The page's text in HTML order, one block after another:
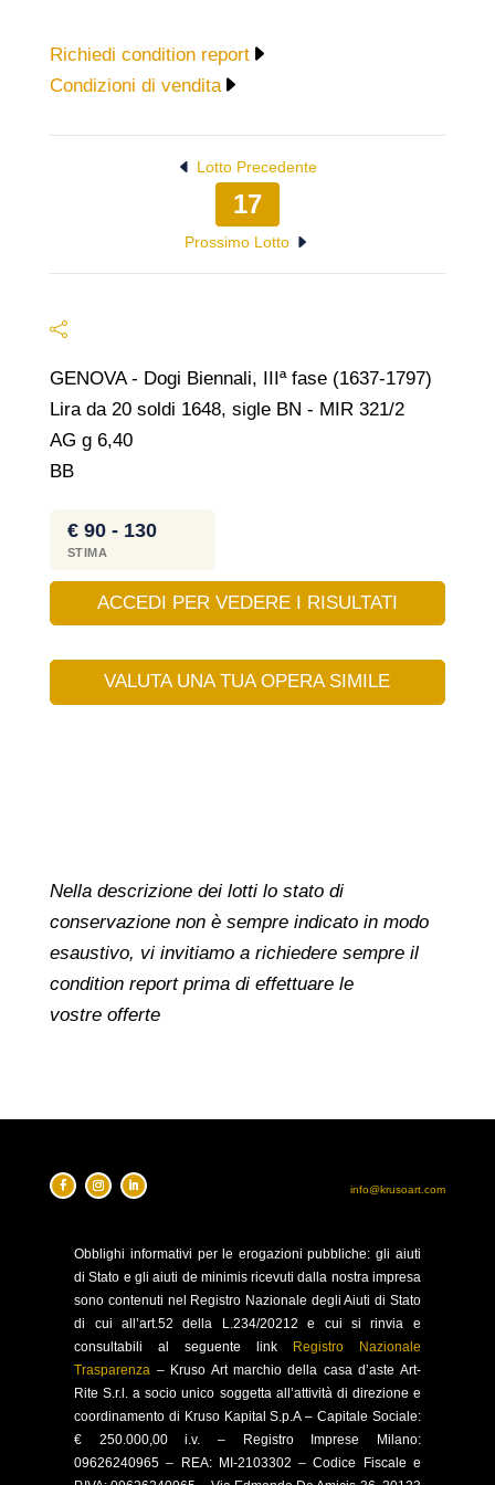
Richiedi condition report
Condizioni di vendita
Lotto Precedente
17
Prossimo Lotto
GENOVA - Dogi Biennali, IIIª fase (1637-1797)
Lira da 20 soldi 1648, sigle BN - MIR 321/2
AG g 6,40
BB
€ 90 - 130
STIMA
ACCEDI PER VEDERE I RISULTATI
VALUTA UNA TUA OPERA SIMILE
Nella descrizione dei lotti lo stato di
conservazione non è sempre indicato in modo
esaustivo, vi invitiamo a richiedere sempre il
condition report prima di effettuare le
vostre offerte
info@krusoart.com
Obblighi informativi per le erogazioni pubbliche: gli aiuti
di Stato e gli aiuti de minimis ricevuti dalla nostra impresa
sono contenuti nel Registro Nazionale degli Aiuti di Stato
di cui all’art.52 della L.234/20212 e cui si rinvia e
consultabili al seguente link Registro Nazionale
Trasparenza – Kruso Art marchio della casa d’aste Art-
Rite S.r.l. a socio unico soggetta all’attività di direzione e
coordinamento di Kruso Kapital S.p.A – Capitale Sociale:
€ 250.000,00 i.v. – Registro Imprese Milano:
09626240965 – REA: MI-2103302 – Codice Fiscale e